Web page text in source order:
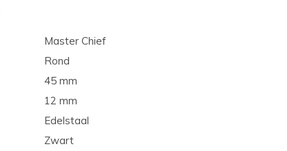
Master Chief
Rond
45 mm
12 mm
Edelstaal
Zwart